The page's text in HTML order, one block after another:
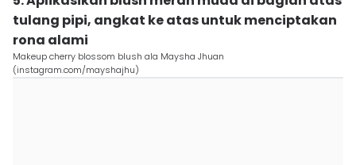
tulang pipi, angkat ke atas untuk menciptakan
rona alami
Makeup cherry blossom blush ala Maysha Jhuan
(instagram.com/mayshajhu)